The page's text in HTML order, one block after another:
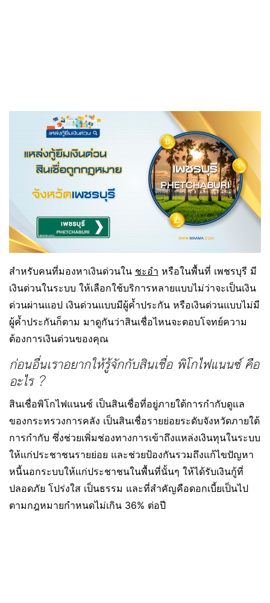
สำหรับคนที่มองหาเงินด่วนใน ชะอำ หรือในพื้นที่ เพชรบุรี มี
เงินด่วนในระบบ ให้เลือกใช้บริการหลายแบบไม่ว่าจะเป็นเงิน
ด่วนผ่านแอป เงินด่วนแบบมีผู้ค้ำประกัน หรือเงินด่วนแบบไม่มี
ผู้ค้ำประกันก็ตาม มาดูกันว่าสินเชื่อไหนจะตอบโจทย์ความ
ต้องการเงินด่วนของคุณ
ก่อนอื่นเราอยากให้รู้จักกับสินเชื่อ พิโกไฟแนนซ์ คือ
อะไร ?
สินเชื่อพิโกไฟแนนซ์ เป็นสินเชื่อที่อยู่ภายใต้การกำกับดูแล
ของกระทรวงการคลัง เป็นสินเชื่อรายย่อยระดับจังหวัดภายใต้
การกำกับ ซึ่งช่วยเพิ่มช่องทางการเข้าถึงแหล่งเงินทุนในระบบ
ให้แก่ประชาชนรายย่อย และช่วยป้องกันรวมถึงแก้ไขปัญหา
หนี้นอกระบบให้แก่ประชาชนในพื้นที่นั้นๆ ให้ได้รับเงินกู้ที่
ปลอดภัย โปร่งใส เป็นธรรม และที่สำคัญคือดอกเบี้ยเป็นไป
ตามกฎหมายกำหนดไม่เกิน 36% ต่อปี